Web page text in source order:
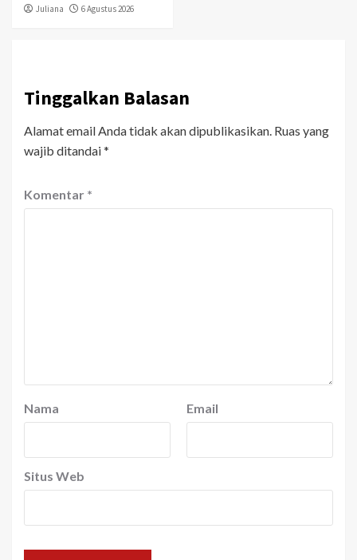
Juliana 6 Agustus 2026
Tinggalkan Balasan
Alamat email Anda tidak akan dipublikasikan. Ruas yang
wajib ditandai*
Komentar *
Nama Email
Situs Web